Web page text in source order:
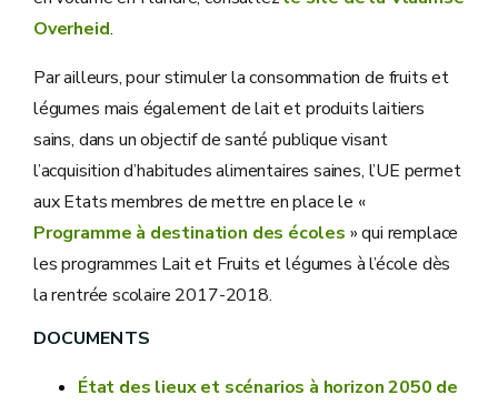
Overheid.
Par ailleurs, pour stimuler la consommation de fruits et
légumes mais également de lait et produits laitiers
sains, dans un objectif de santé publique visant
l’acquisition d’habitudes alimentaires saines, l’UE permet
aux Etats membres de mettre en place le «
Programme à destination des écoles » qui remplace
les programmes Lait et Fruits et légumes à l’école dès
la rentrée scolaire 2017-2018.
DOCUMENTS
État des lieux et scénarios à horizon 2050 de